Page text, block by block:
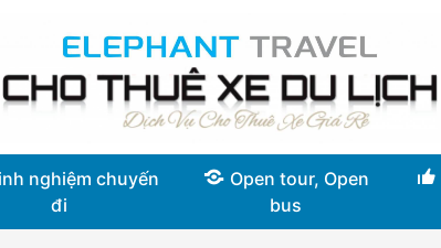
nghiệm chuyến
đi
Open tour, Open
bus